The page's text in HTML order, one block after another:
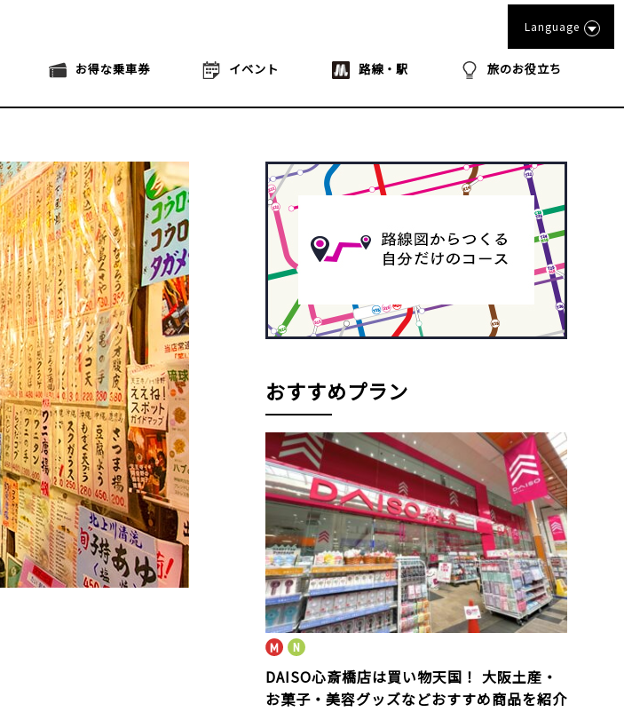
お得な乗車券 イベント 路線・駅 旅のお役立ち
Language
おすすめプラン
DAISO心斎橋店は買い物天国！大阪土産・
お菓子・美容グッズなどおすすめ商品を紹介